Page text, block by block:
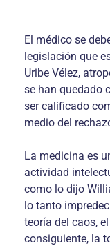
El médico se
legislación que
Uribe Vélez,
se han quedado
ser calificado
medio del
La medicina es
actividad
como lo dijo
lo tanto
teoría del caos,
consiguiente, la